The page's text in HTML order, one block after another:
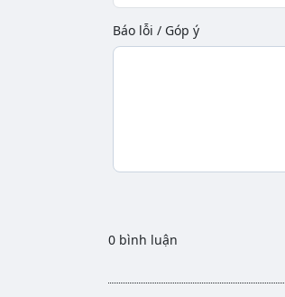
Báo lỗi / Góp ý
0 bình luận